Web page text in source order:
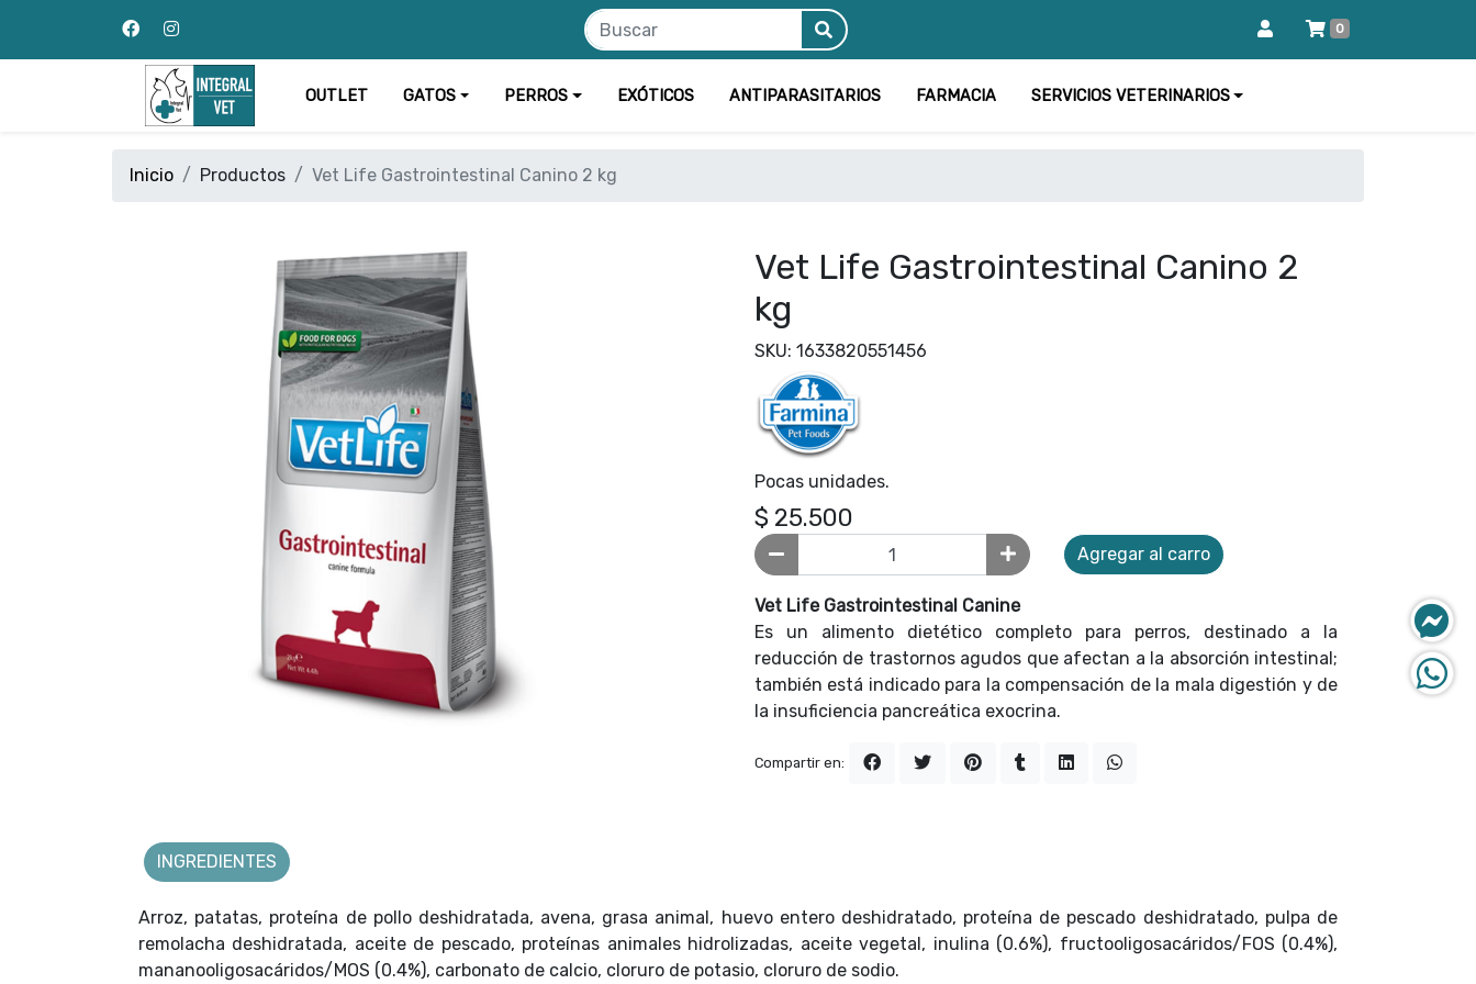
0
OUTLET GATOS PERROS EXÓTICOS ANTIPARASITARIOS FARMACIA SERVICIOS VETERINARIOS
Inicio Productos Vet Life Gastrointestinal Canino 2 kg
Vet Life Gastrointestinal Canino 2
kg
SKU: 1633820551456
Pocas unidades.
$ 25.500
Agregar al carro
Vet Life Gastrointestinal Canine
Es un alimento dietético completo para perros, destinado a la
reducción de trastornos agudos que afectan a la absorción intestinal;
también está indicado para la compensación de la mala digestión y de
la insuficiencia pancreática exocrina.
Compartir en:
Arroz, patatas, proteína de pollo deshidratada, avena, grasa animal, huevo entero deshidratado, proteína de pescado deshidratado, pulpa de
remolacha deshidratada, aceite de pescado, proteínas animales hidrolizadas, aceite vegetal, inulina (0.6%), fructooligosacáridos/FOS (0.4%),
mananooligosacáridos/MOS (0.4%), carbonato de calcio, cloruro de potasio, cloruro de sodio.
INGREDIENTES